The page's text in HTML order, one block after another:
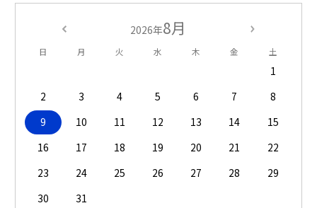
2026年8月
日 月 火 水 木 金 土
1
2
3 4 5 6 7
8
9
10 11 12 13 14
15
16
17 18 19 20 21
22
23
24 25 26 27 28
29
30
31